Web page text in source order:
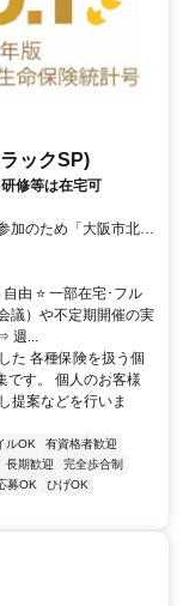
ックSP)
修等は在宅可
のため「大阪市北
由 ⭐ 一部在宅･フル
議）や不定期開催の実
週...
た 各種保険を扱う個
です。 個人のお客様
提案などを行いま
ルOK
有資格者歓迎
長期歓迎
完全歩合制
募OK
ひげOK